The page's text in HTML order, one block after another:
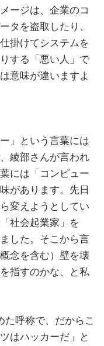
ージは、企業のコ
タを盗取したり、
掛けてシステムを
する「悪い人」で
意味が違いますよ
」という言葉には
綾部さんが言われ
には「コンピュー
があります。先日
変えようとしてい
社会起業家」を
した。そこから言
念を含む）壁を壊
指すのかな、と私
た呼称で、だからこ
はハッカーだ」と